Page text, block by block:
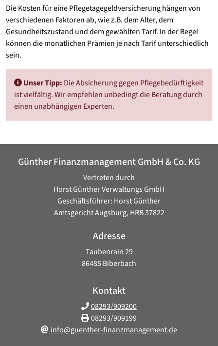
Die Kosten für eine Pflegetagegeld­versicherung hängen von
verschiedenen Faktoren ab, wie z.B. dem Alter, dem
Gesundheitszustand und dem gewählten Tarif. In der Regel
können die monatlichen Prämien je nach Tarif unterschiedlich
sein.
Unser Tipp: Die Absicherung gegen Pflegebedürftigkeit
ist vielfältig. Wir empfehlen unbedingt die Beratung durch
einen unabhängigen Experten.
Günther Finanzmanagement GmbH & Co. KG
Vertreten durch
Horst Günther Verwaltungs GmbH
Geschäftsführer: Horst Günther
Amtsgericht Augsburg, HRB 37822
Adresse
Taubenrain 29
86485 Biberbach
Kontakt
08293/909200
08293/909199
info@guenther-finanzmanagement.de